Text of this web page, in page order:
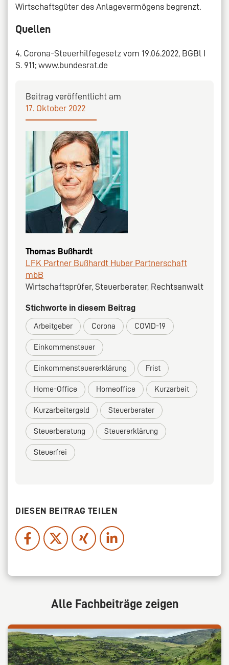
Wirtschaftsgüter des Anlagevermögens begrenzt.
Quellen
4. Corona-Steuerhilfegesetz vom 19.06.2022, BGBl I
S. 911; www.bundesrat.de
Beitrag veröffentlicht am
17. Oktober 2022
Thomas Bußhardt
LFK Partner Bußhardt Huber Partnerschaft
mbB
Wirtschaftsprüfer, Steuerberater, Rechtsanwalt
Stichworte in diesem Beitrag
Arbeitgeber Corona COVID-19
Einkommensteuer
Einkommensteuererklärung Frist
Home-Office Homeoffice Kurzarbeit
Kurzarbeitergeld Steuerberater
Steuerberatung Steuererklärung
Steuerfrei
DIESEN BEITRAG TEILEN
Alle Fachbeiträge zeigen